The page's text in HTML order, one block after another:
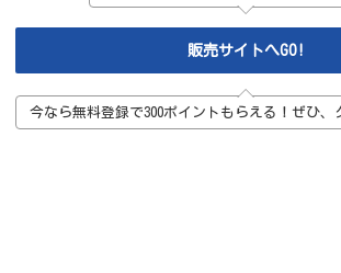
販売サイトへGO!
今なら無料登録で300ポイントもらえる！ぜひ、